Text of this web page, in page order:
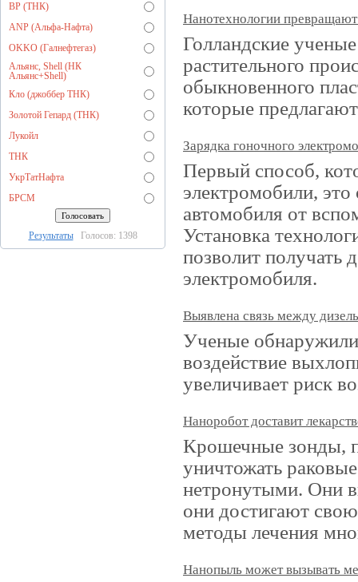
BP (ТНК)
ANP (Альфа-Нафта)
OKKO (Галнефтегаз)
Альянс, Shell (НК
Альянс+Shell)
Кло (джоббер ТНК)
Золотой Гепард (ТНК)
Лукойл
ТНК
УкрТатНафта
БРСМ
РезультатыГолосов: 1398
Нанотехнологии
Голландские
растительного
обыкновенного
которые
Зарядка гоночного
Первый способ,
электромобили,
автомобиля от
Установка
позволит получать
электромобиля.
Выявлена связь между
Ученые обнаружили
воздействие
увеличивает риск
Наноробот доставит
Крошечные зонды,
уничтожать
нетронутыми. Они
они достигают
методы лечения
Нанопыль может вызывать